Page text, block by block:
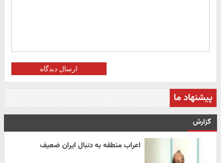
ارسال دیدگاه
پیشنهاد ما
گزارش
اعراب منطقه به دنبال ایران ضعیف